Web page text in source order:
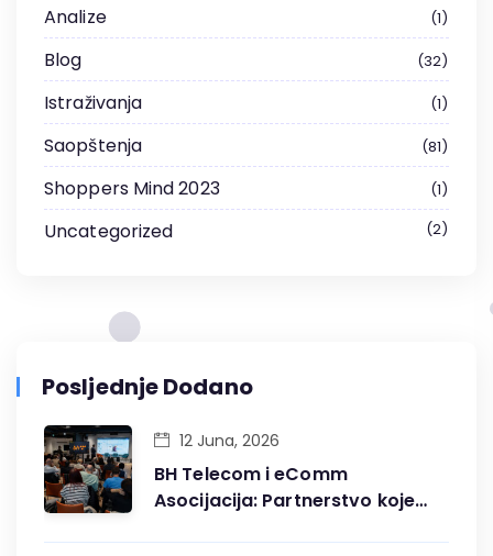
Analize 1
Blog 32
Istraživanja 1
Saopštenja 81
Shoppers Mind 2023 1
Uncategorized 2
Posljednje Dodano
BH Telecom i eComm
Asocijacija: Partnerstvo koje
12 Juna, 2026